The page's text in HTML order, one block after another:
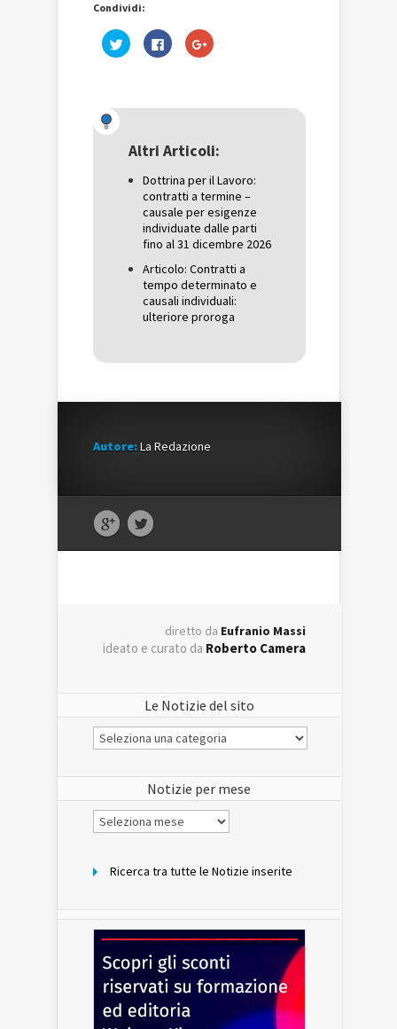
Condividi:
Fai
clic
una
nuova
Fai
clic
nuova
finestra)
Fai
clic
una
nuova
Altri Articoli:
Dottrina per il Lavoro:
contratti a termine –
causale per esigenze
individuate dalle parti
fino al 31 dicembre 2026
Articolo: Contratti a
tempo determinato e
causali individuali:
ulteriore proroga
Autore:La Redazione
diretto da Eufranio Massi
ideato e curato da Roberto Camera
Le Notizie del sito
Le
Notizie
Notizie per mese
Notizie
per
Ricerca tra tutte le Notizie inserite